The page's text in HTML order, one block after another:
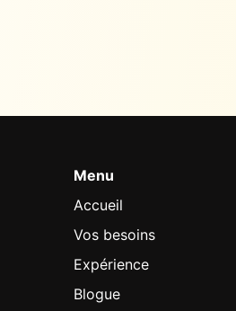
Menu
Accueil
Vos besoins
Expérience
Blogue